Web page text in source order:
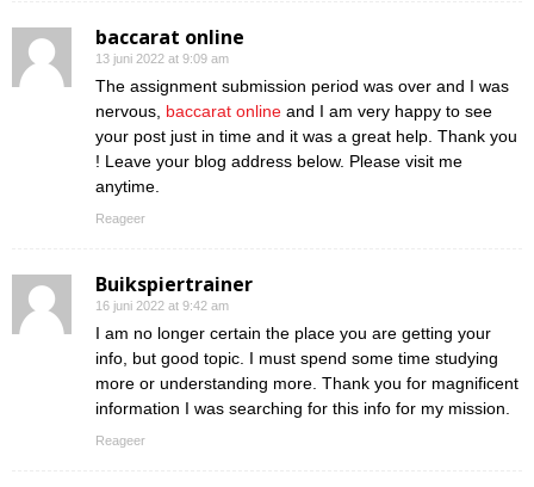
baccarat online
13 juni 2022 at 9:09 am
The assignment submission period was over and I was
nervous, baccarat online and I am very happy to see
your post just in time and it was a great help. Thank you
! Leave your blog address below. Please visit me
anytime.
Reageer
Buikspiertrainer
16 juni 2022 at 9:42 am
I am no longer certain the place you are getting your
info, but good topic. I must spend some time studying
more or understanding more. Thank you for magnificent
information I was searching for this info for my mission.
Reageer